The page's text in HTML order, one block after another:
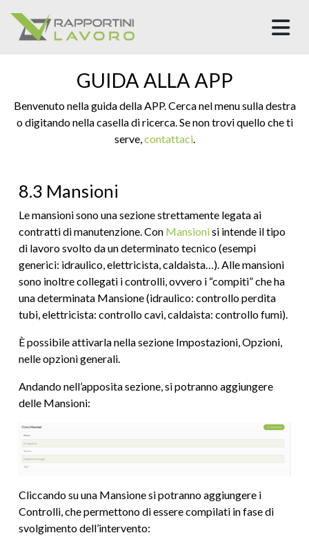
GUIDA ALLA APP
Benvenuto nella guida della APP. Cerca nel menu sulla destra
o digitando nella casella di ricerca. Se non trovi quello che ti
serve,contattaci.
8.3 Mansioni
Le mansioni sono una sezione strettamente legata ai
contratti di manutenzione. Con Mansionisi intende il tipo
di lavoro svolto da un determinato tecnico (esempi
generici: idraulico, elettricista, caldaista…). Alle mansioni
sono inoltre collegati i controlli, ovvero i “compiti” che ha
una determinata Mansione (idraulico: controllo perdita
tubi, elettricista: controllo cavi, caldaista: controllo fumi).
È possibile attivarla nella sezione Impostazioni, Opzioni,
nelle opzioni generali.
Andando nell’apposita sezione, si potranno aggiungere
delle Mansioni:
Cliccando su una Mansione si potranno aggiungere i
Controlli, che permettono di essere compilati in fase di
svolgimento dell’intervento: